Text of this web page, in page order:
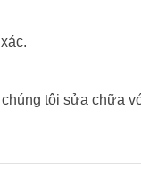
tôi sửa chữa